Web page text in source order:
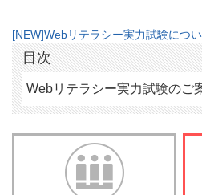
[NEW]Webリテラシー実力試験につ
目次
Webリテラシー実力試験のご